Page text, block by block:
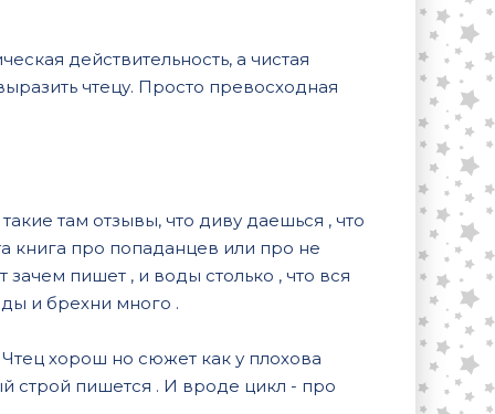
действительность, а чистая
чтецу. Просто превосходная
там отзывы, что диву даешься , что
книга про попаданцев или про не
пишет , и воды столько , что вся
и брехни много .
хорош но сюжет как у плохова
строй пишется . И вроде цикл - про